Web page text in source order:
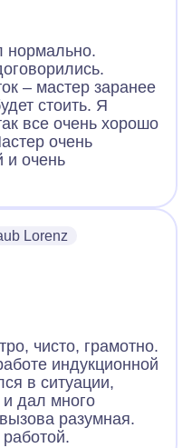
нормально.
– мастер заранее
стоить. Я
все очень хорошо
очень
и очень
Lorenz
чисто, грамотно.
индукционной
в ситуации,
дал много
разумная.